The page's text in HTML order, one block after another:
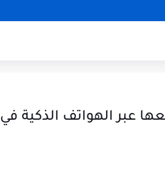
عبر الهواتف الذكية في